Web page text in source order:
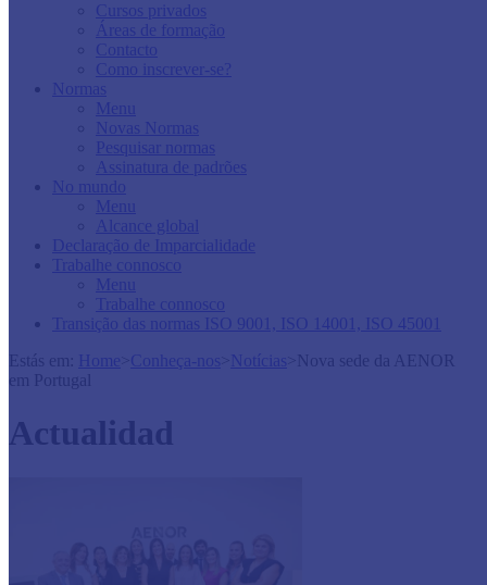
Cursos privados
Áreas de formação
Contacto
Como inscrever-se?
Normas
Menu
Novas Normas
Pesquisar normas
Assinatura de padrões
No mundo
Menu
Alcance global
Declaração de Imparcialidade
Trabalhe connosco
Menu
Trabalhe connosco
Transição das normas ISO 9001, ISO 14001, ISO 45001
Estás em:
Home >Conheça-nos >Notícias >Nova sede da AENOR
em Portugal
Actualidad